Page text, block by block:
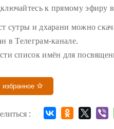
к прямому эфиру в
сутры и дхарани можно
в Телеграм-канале.
список имён для
избранное
: